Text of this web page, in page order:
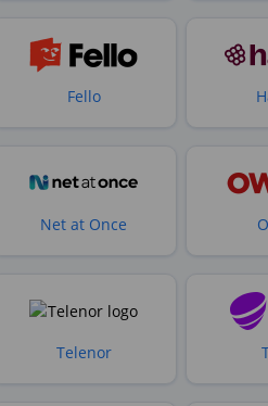
Fello
Net at Once
Telenor